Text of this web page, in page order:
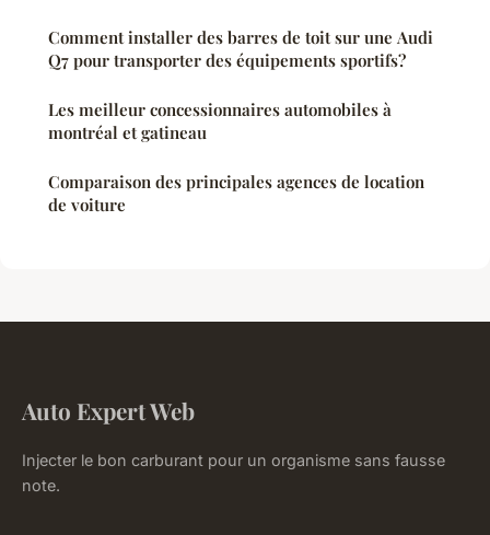
Comment installer des barres de toit sur une Audi
Q7 pour transporter des équipements sportifs?
Les meilleur concessionnaires automobiles à
montréal et gatineau
Comparaison des principales agences de location
de voiture
Auto Expert Web
Injecter le bon carburant pour un organisme sans fausse
note.